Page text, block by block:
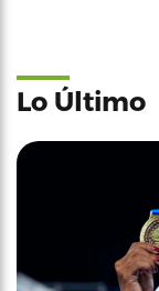
Lo Último